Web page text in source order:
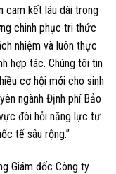
cam kết lâu dài trong
chinh phục tri thức
nhiệm và luôn thực
hợp tác. Chúng tôi tin
cơ hội mới cho sinh
ngành Định phí Bảo
đòi hỏi năng lực tư
tế sâu rộng.”
Giám đốc Công ty